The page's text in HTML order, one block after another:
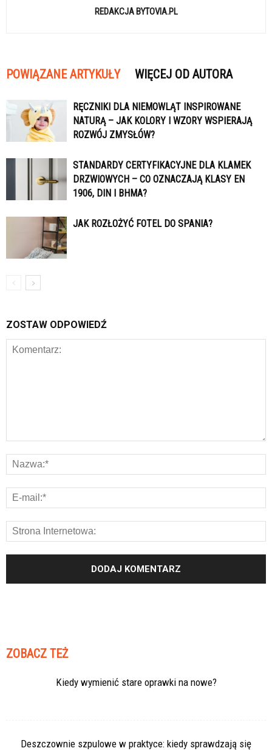
REDAKCJA BYTOVIA.PL
POWIĄZANE ARTYKUŁY WIĘCEJ OD AUTORA
RĘCZNIKI DLA NIEMOWLĄT INSPIROWANE
NATURĄ – JAK KOLORY I WZORY WSPIERAJĄ
ROZWÓJ ZMYSŁÓW?
STANDARDY CERTYFIKACYJNE DLA KLAMEK
DRZWIOWYCH – CO OZNACZAJĄ KLASY EN
1906, DIN I BHMA?
JAK ROZŁOŻYĆ FOTEL DO SPANIA?
ZOSTAW ODPOWIEDŹ
ZOBACZ TEŻ
Kiedy wymienić stare oprawki na nowe?
Deszczownie szpulowe w praktyce: kiedy sprawdzają się